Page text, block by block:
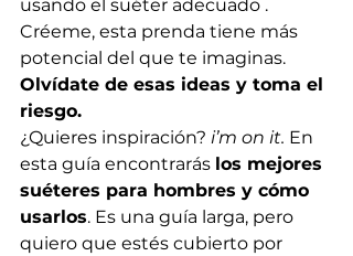
usando el suéter adecuado .
Créeme, esta prenda tiene más
potencial del que te imaginas.
Olvídate de esas ideas y toma el
riesgo.
¿Quieres inspiración? i’m on it. En
esta guía encontrarás los mejores
suéteres para hombres y cómo
usarlos. Es una guía larga, pero
quiero que estés cubierto por